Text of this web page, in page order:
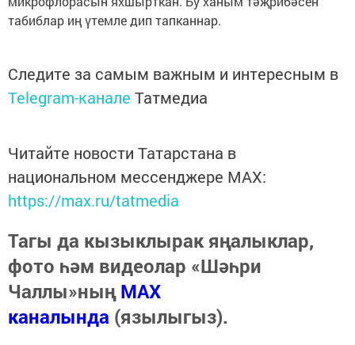
табиблар иң үтемле дип тапканнар.
Следите за самым важным и интересным в
Telegram-канале Татмедиа
Читайте новости Татарстана в
национальном мессенджере MАХ:
https://max.ru/tatmedia
Тагы да кызыклырак яңалыклар,
фото һәм видеолар «Шәһри
Чаллы»ныңMAX
каналында (язылыгыз).